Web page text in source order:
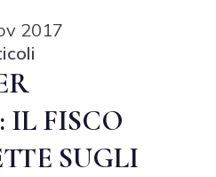
2017
IL FISCO
SUGLI